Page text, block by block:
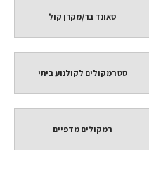
סאונד בר/מקרן קול
סט רמקולים לקולנוע ביתי
רמקולים מדפיים